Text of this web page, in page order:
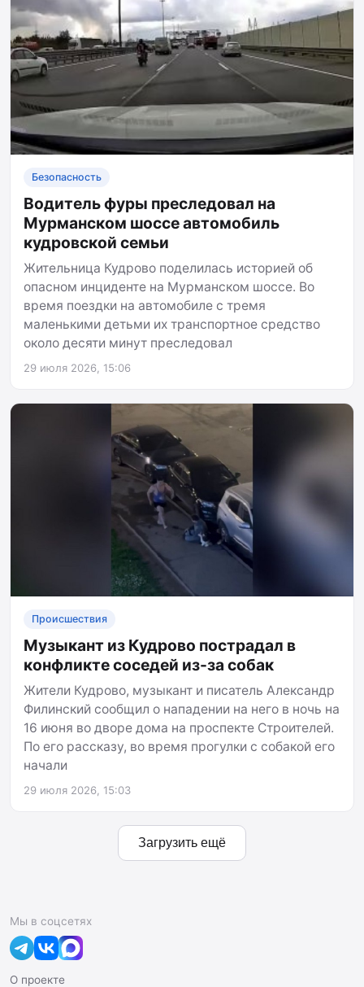
Безопасность
Водитель фуры преследовал на
Мурманском шоссе автомобиль
кудровской семьи
Жительница Кудрово поделилась историей об
опасном инциденте на Мурманском шоссе. Во
время поездки на автомобиле с тремя
маленькими детьми их транспортное средство
около десяти минут преследовал
29 июля 2026, 15:06
Происшествия
Музыкант из Кудрово пострадал в
конфликте соседей из-за собак
Жители Кудрово, музыкант и писатель Александр
Филинский сообщил о нападении на него в ночь на
16 июня во дворе дома на проспекте Строителей.
По его рассказу, во время прогулки с собакой его
начали
29 июля 2026, 15:03
Загрузить ещё
Мы в соцсетях
О проекте